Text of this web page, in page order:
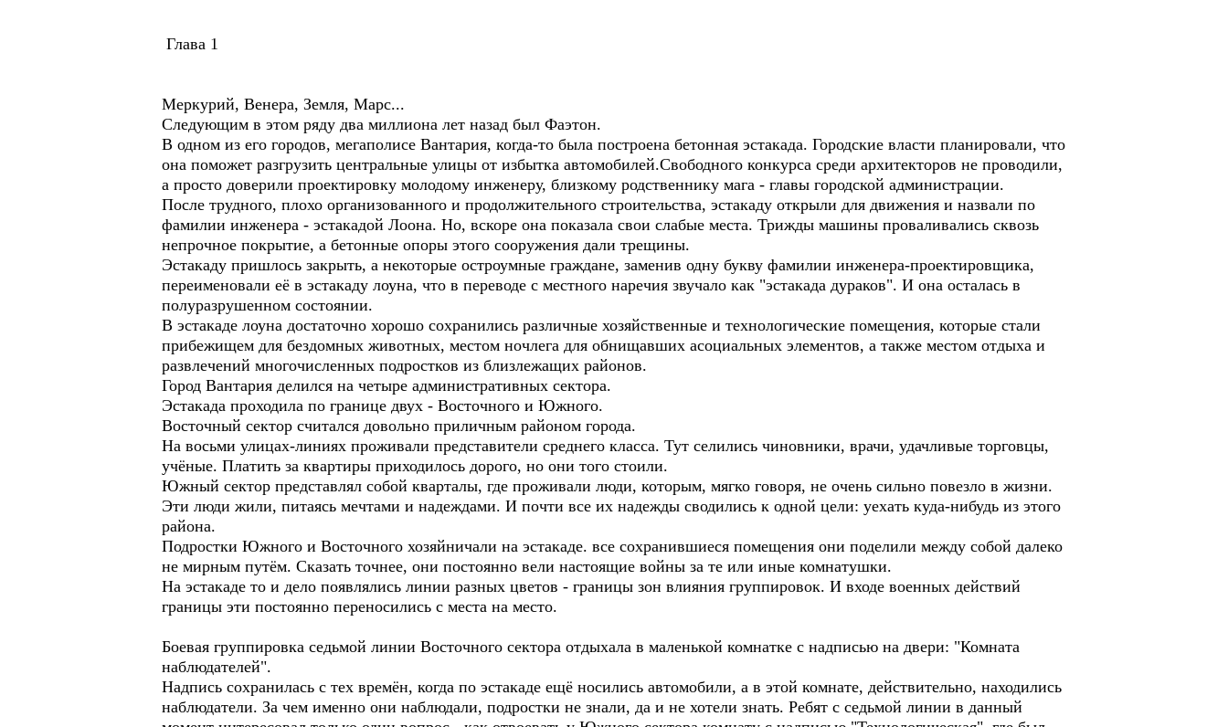
Глава 1
Меркурий, Венера, Земля, Марс...
Следующим в этом ряду два миллиона лет назад был Фаэтон.
В одном из его городов, мегаполисе Вантария, когда-то была построена бетонная эстакада. Городские власти планировали, что
она поможет разгрузить центральные улицы от избытка автомобилей.Свободного конкурса среди архитекторов не проводили,
а просто доверили проектировку молодому инженеру, близкому родственнику мага - главы городской администрации.
После трудного, плохо организованного и продолжительного строительства, эстакаду открыли для движения и назвали по
фамилии инженера - эстакадой Лоона. Но, вскоре она показала свои слабые места. Трижды машины проваливались сквозь
непрочное покрытие, а бетонные опоры этого сооружения дали трещины.
Эстакаду пришлось закрыть, а некоторые остроумные граждане, заменив одну букву фамилии инженера-проектировщика,
переименовали её в эстакаду лоуна, что в переводе с местного наречия звучало как "эстакада дураков". И она осталась в
полуразрушенном состоянии.
В эстакаде лоуна достаточно хорошо сохранились различные хозяйственные и технологические помещения, которые стали
прибежищем для бездомных животных, местом ночлега для обнищавших асоциальных элементов, а также местом отдыха и
развлечений многочисленных подростков из близлежащих районов.
Город Вантария делился на четыре административных сектора.
Эстакада проходила по границе двух - Восточного и Южного.
Восточный сектор считался довольно приличным районом города.
На восьми улицах-линиях проживали представители среднего класса. Тут селились чиновники, врачи, удачливые торговцы,
учёные. Платить за квартиры приходилось дорого, но они того стоили.
Южный сектор представлял собой кварталы, где проживали люди, которым, мягко говоря, не очень сильно повезло в жизни.
Эти люди жили, питаясь мечтами и надеждами. И почти все их надежды сводились к одной цели: уехать куда-нибудь из этого
района.
Подростки Южного и Восточного хозяйничали на эстакаде. все сохранившиеся помещения они поделили между собой далеко
не мирным путём. Сказать точнее, они постоянно вели настоящие войны за те или иные комнатушки.
На эстакаде то и дело появлялись линии разных цветов - границы зон влияния группировок. И входе военных действий
границы эти постоянно переносились с места на место.
Боевая группировка седьмой линии Восточного сектора отдыхала в маленькой комнатке с надписью на двери: "Комната
наблюдателей".
Надпись сохранилась с тех времён, когда по эстакаде ещё носились автомобили, а в этой комнате, действительно, находились
наблюдатели. За чем именно они наблюдали, подростки не знали, да и не хотели знать. Ребят с седьмой линии в данный